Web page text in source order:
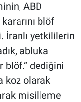
ABD
blöf
İranlı yetkililerin
abluka
blöf.” dediğini
koz olarak
misilleme